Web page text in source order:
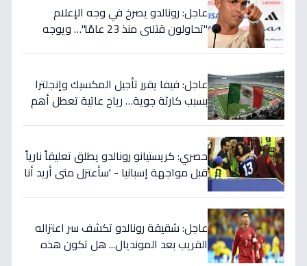
عاجل: رونالدو يصرخ في وجه الإعلام
"تحاولون قتلني منذ 23 عامًا"… ويوجه
عاجل: فيفا يقرر تأجيل المكسيك وإنجلترا
بسبب كارثة جوية… رياح عاتية تعطل أهم
حصري: كريستيانو رونالدو يطلق تعليقاً نارياً
قبل مواجهة إسبانيا - 'سأعتزل متى أريد أنا
عاجل: شقيقة رونالدو تكشف سر اعتزاله
القريب بعد المونديال... هل تكون هذه